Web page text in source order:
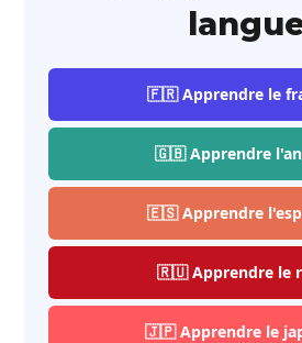
🇫🇷 Apprendre le
🇬🇧 Apprendre
🇪🇸 Apprendre
🇷🇺 Apprendre le
🇯🇵 Apprendre le